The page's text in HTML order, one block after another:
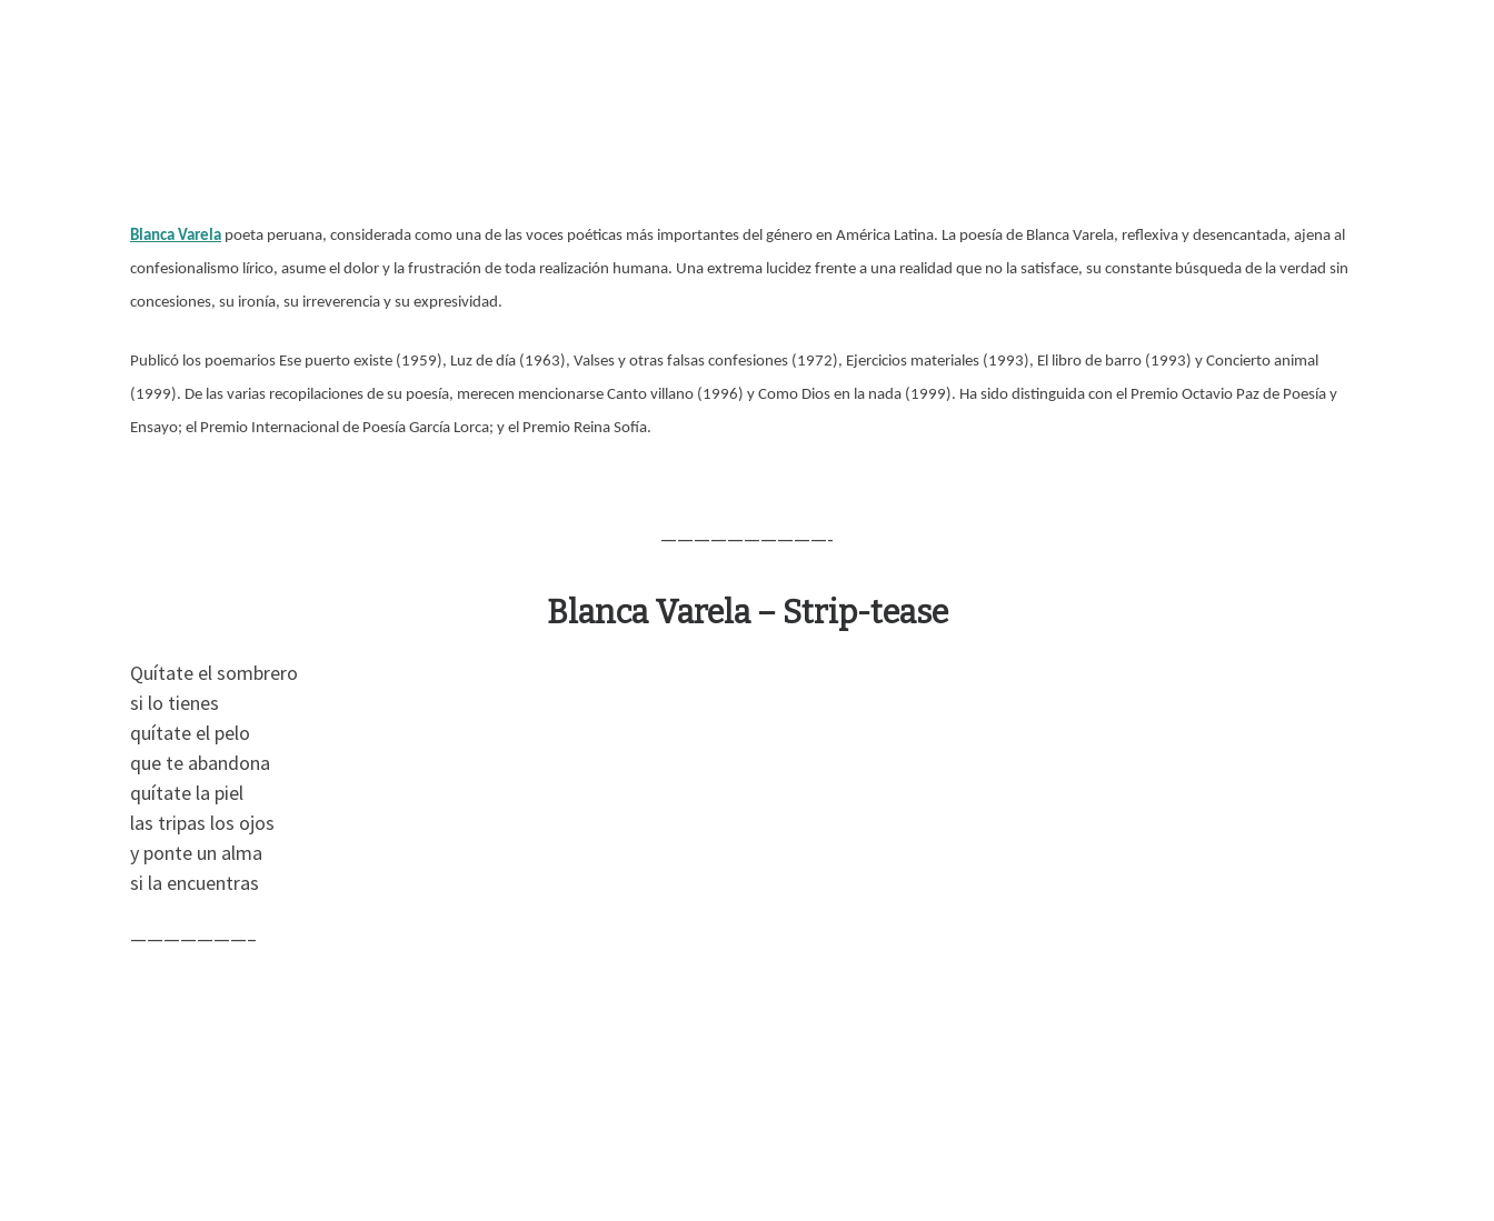
Blanca Varela poeta peruana, considerada como una de las voces poéticas más importantes del género en América Latina. La poesía de Blanca Varela, reflexiva y desencantada, ajena al
confesionalismo lírico, asume el dolor y la frustración de toda realización humana. Una extrema lucidez frente a una realidad que no la satisface, su constante búsqueda de la verdad sin
concesiones, su ironía, su irreverencia y su expresividad.
Publicó los poemarios Ese puerto existe (1959), Luz de día (1963), Valses y otras falsas confesiones (1972), Ejercicios materiales (1993), El libro de barro (1993) y Concierto animal
(1999). De las varias recopilaciones de su poesía, merecen mencionarse Canto villano (1996) y Como Dios en la nada (1999). Ha sido distinguida con el Premio Octavio Paz de Poesía y
Ensayo; el Premio Internacional de Poesía García Lorca; y el Premio Reina Sofía.
——————————-
Blanca Varela – Strip-tease
Quítate el sombrero
si lo tienes
quítate el pelo
que te abandona
quítate la piel
las tripas los ojos
y ponte un alma
si la encuentras
———————–